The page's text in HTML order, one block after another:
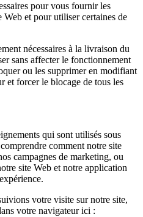
pour vous fournir les
Web et pour utiliser certaines de
nécessaires à la livraison du
sans affecter le fonctionnement
ou les supprimer en modifiant
et forcer le blocage de tous les
qui sont utilisés sous
comment notre site
campagnes de marketing, ou
site Web et notre application
votre visite sur notre site,
votre navigateur ici :